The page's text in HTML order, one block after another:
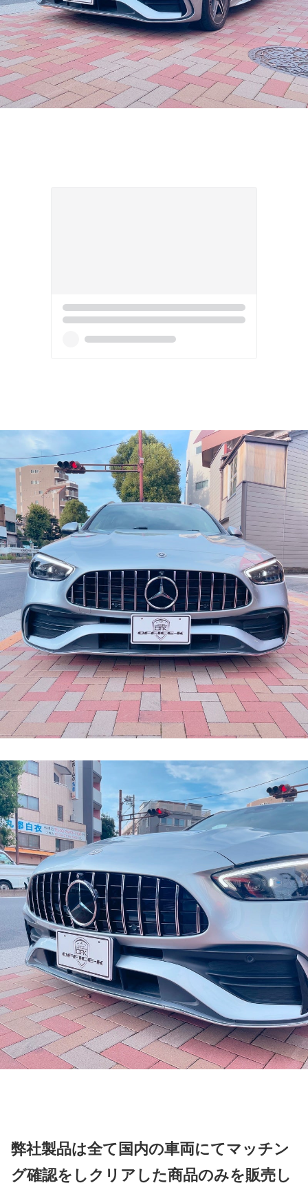
弊社製品は全て国内の車両にてマッチン
グ確認をしクリアした商品のみを販売し